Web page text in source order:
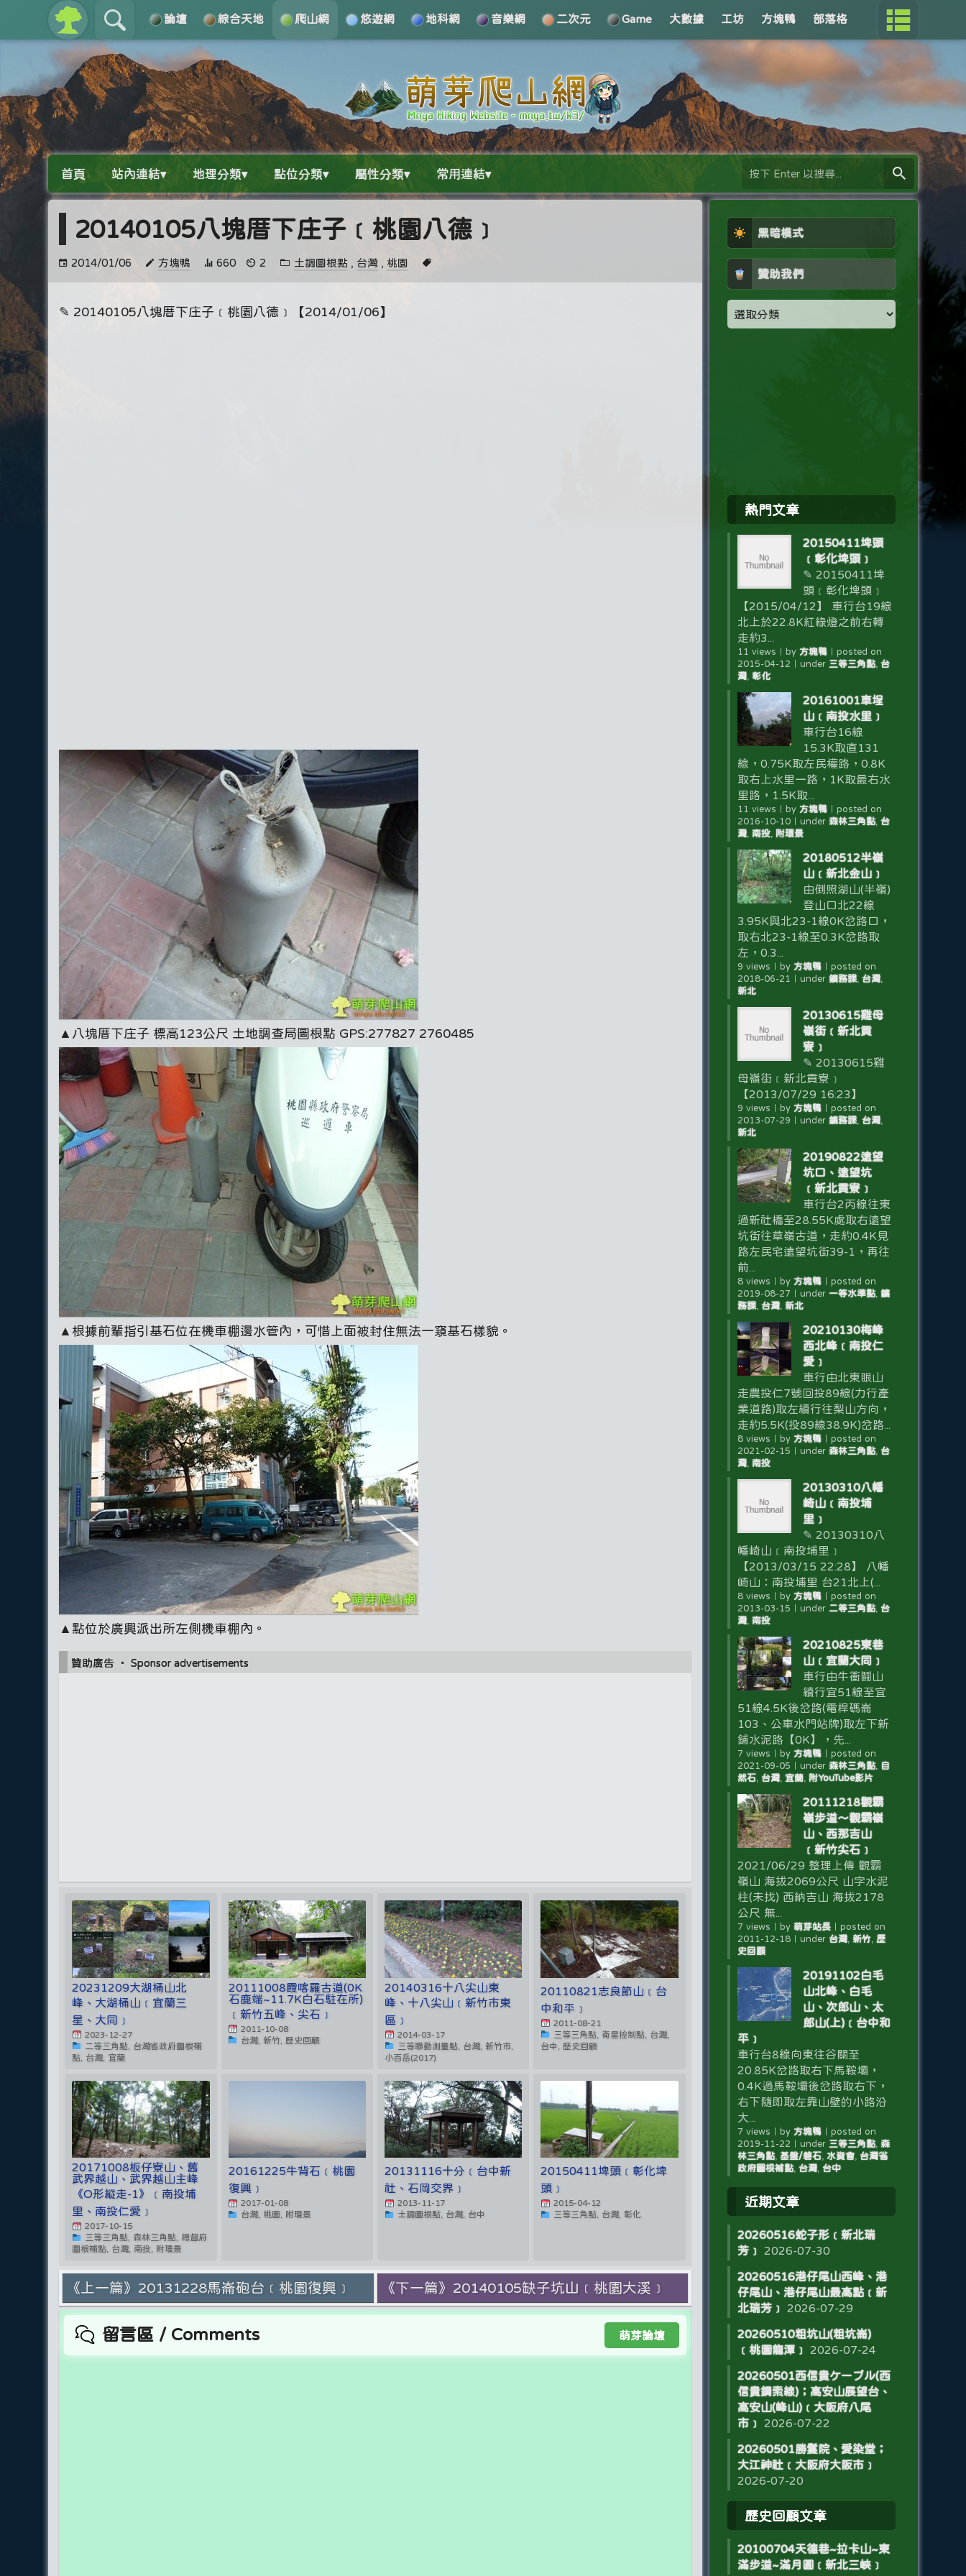
論壇 綜合天地 爬山網 悠遊網 地科網 音樂網 二次元 Game 大數據 工坊 方塊鴨 部落格
關於 導覽
首頁 站內連結▾ 地理分類▾ 點位分類▾ 屬性分類▾ 常用連結▾
20140105八塊厝下庄子﹝桃園八德﹞
2014/01/06 方塊鴨 660 2 土調圖根點 , 台灣 , 桃園
✎ 20140105八塊厝下庄子﹝桃園八德﹞【2014/01/06】
▲八塊厝下庄子 標高123公尺 土地調查局圖根點 GPS:277827 2760485
▲根據前輩指引基石位在機車棚邊水管內，可惜上面被封住無法一窺基石樣貌。
▲點位於廣興派出所左側機車棚內。
贊助廣告 ‧ Sponsor advertisements
20231209大湖桶山北
峰、大湖桶山﹝宜蘭三
星、大同﹞
2023-12-27
二等三角點, 台灣省政府圖根補
點, 台灣, 宜蘭
20111008霞喀羅古道(0K
石鹿端~11.7K白石駐在所)
﹝新竹五峰、尖石﹞
2011-10-08
台灣, 新竹, 歷史回顧
20140316十八尖山東
峰、十八尖山﹝新竹市東
區﹞
2014-03-17
三等聯勤測量點, 台灣, 新竹市,
小百岳(2017)
20110821志良節山﹝台
中和平﹞
2011-08-21
三等三角點, 衛星控制點, 台灣,
台中, 歷史回顧
20171008板仔寮山、舊
武界越山、武界越山主峰
《O形縱走-1》﹝南投埔
里、南投仁愛﹞
2017-10-15
三等三角點, 森林三角點, 總督府
圖根補點, 台灣, 南投, 附環景
20161225牛背石﹝桃園
復興﹞
2017-01-08
台灣, 桃園, 附環景
20131116十分﹝台中新
社、石岡交界﹞
2013-11-17
土調圖根點, 台灣, 台中
20150411埤頭﹝彰化埤
頭﹞
2015-04-12
三等三角點, 台灣, 彰化
《上一篇》20131228馬崙砲台﹝桃園復興﹞ 《下一篇》20140105缺子坑山﹝桃園大溪﹞
留言區 / Comments 萌芽論壇
黑暗模式
贊助我們
熱門文章
20150411埤頭
﹝彰化埤頭﹞
✎ 20150411埤
頭﹝彰化埤頭﹞
【2015/04/12】 車行台19線
北上於22.8K紅綠燈之前右轉
走約3...
11 views by 方塊鴨｜ posted on
2015-04-12
under 三等三角點, 台
灣, 彰化
20161001車埕
山﹝南投水里﹞
車行台16線
15.3K取直131
線，0.75K取左民權路，0.8K
取右上水里一路，1K取最右水
里路，1.5K取...
11 views by 方塊鴨｜ posted on
2016-10-10｜ under 森林三角點, 台
灣, 南投, 附環景
20180512半嶺
山﹝新北金山﹞
由倒照湖山(半嶺)
登山口北22線
3.95K與北23-1線0K岔路口，
取右北23-1線至0.3K岔路取
左，0.3...
9 views by 方塊鴨｜ posted on
2018-06-21
under 鑛務課, 台灣,
新北
20130615雞母
嶺街﹝新北貢
寮﹞
✎ 20130615雞
母嶺街﹝新北貢寮﹞
【2013/07/29 16:23】
9 views by 方塊鴨｜ posted on
2013-07-29
under 鑛務課, 台灣,
新北
20190822遠望
坑口、遠望坑
﹝新北貢寮﹞
車行台2丙線往東
過新社橋至28.55K處取右遠望
坑街往草嶺古道，走約0.4K見
路左民宅遠望坑街39-1，再往
前...
8 views by 方塊鴨｜ posted on
2019-08-27
under 一等水準點, 鑛
務課, 台灣, 新北
20210130梅峰
西北峰﹝南投仁
愛﹞
車行由北東眼山
走農投仁7號回投89線(力行產
業道路)取左續行往梨山方向，
走約5.5K(投89線38.9K)岔路...
8 views by 方塊鴨｜ posted on
2021-02-15
under 森林三角點, 台
灣, 南投
20130310八幡
崎山﹝南投埔
里﹞
✎ 20130310八
幡崎山﹝南投埔里﹞
【2013/03/15 22:28】 八幡
崎山：南投埔里 台21北上(...
8 views by 方塊鴨｜ posted on
2013-03-15
under 二等三角點, 台
灣, 南投
20210825東巷
山﹝宜蘭大同﹞
車行由牛衝鬪山
續行宜51線至宜
51線4.5K後岔路(電桿碼崙
103、公車水門站牌)取左下新
鋪水泥路【0K】，先...
7 views by 方塊鴨｜ posted on
2021-09-05
under 森林三角點, 自
然石, 台灣, 宜蘭, 附YouTube影片
20111218觀霸
嶺步道～觀霸嶺
山、西那吉山
﹝新竹尖石﹞
2021/06/29 整理上傳 觀霸
嶺山 海拔2069公尺 山字水泥
柱(未找) 西納吉山 海拔2178
公尺 無...
7 views by 萌芽站長｜ posted on
2011-12-18｜ under 台灣, 新竹, 歷
史回顧
20191102白毛
山北峰、白毛
山、次郎山、太
郎山(上)﹝台中和
平﹞
車行台8線向東往谷關至
20.85K岔路取右下馬鞍壩，
0.4K過馬鞍壩後岔路取右下，
右下隨即取左靠山壁的小路沿
大...
7 views by 方塊鴨｜ posted on
2019-11-22
under 三等三角點, 森
林三角點, 基盤/磐石, 水資會, 台灣省
政府圖根補點, 台灣, 台中
近期文章
20260516蛇子形﹝新北瑞
芳﹞
2026-07-30
20260516港仔尾山西峰、港
仔尾山、港仔尾山最高點﹝新
北瑞芳﹞
2026-07-29
20260510粗坑山(粗坑崙)
﹝桃園龍潭﹞
2026-07-24
20260501西信貴ケーブル(西
信貴鋼索線)；高安山展望台、
高安山(峰山)﹝大阪府八尾
市﹞
2026-07-22
20260501勝鬘院、愛染堂；
大江神社﹝大阪府大阪市﹞
2026-07-20
歷史回顧文章
20100704天德巷~拉卡山~東
滿步道~滿月圓﹝新北三峽﹞